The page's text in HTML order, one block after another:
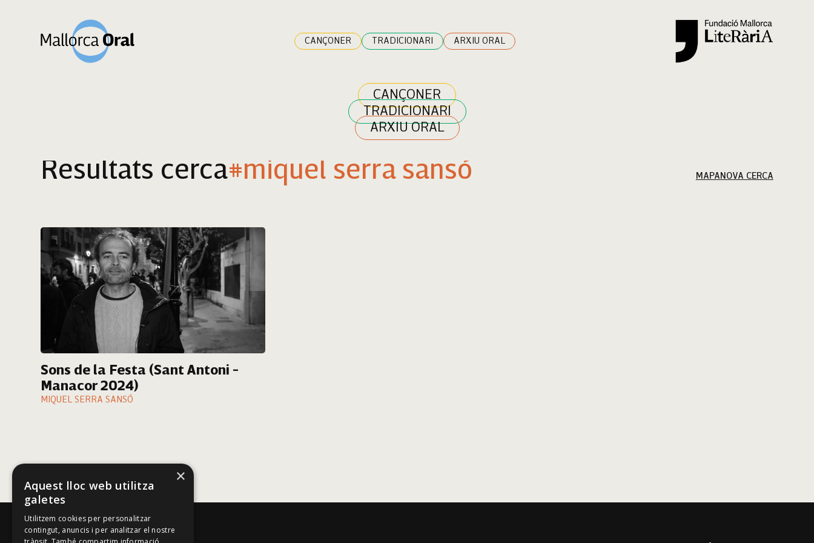
CANÇONER TRADICIONARI ARXIU ORAL
CANÇONER
TRADICIONARI
ARXIU ORAL
Resultats cerca#miquel serra sansó MAPANOVA CERCA
Sons de la Festa (Sant Antoni -
Manacor 2024)
MIQUEL SERRA SANSÓ
×
Aquest lloc web utilitza
galetes
Utilitzem cookies per personalitzar
contingut, anuncis i per analitzar el nostre